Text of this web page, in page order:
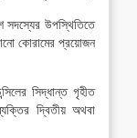
সদস্যের উপস্থিতিতে
কোরামের প্রয়োজন
সিদ্ধান্ত গৃহীত
দ্বিতীয় অথবা